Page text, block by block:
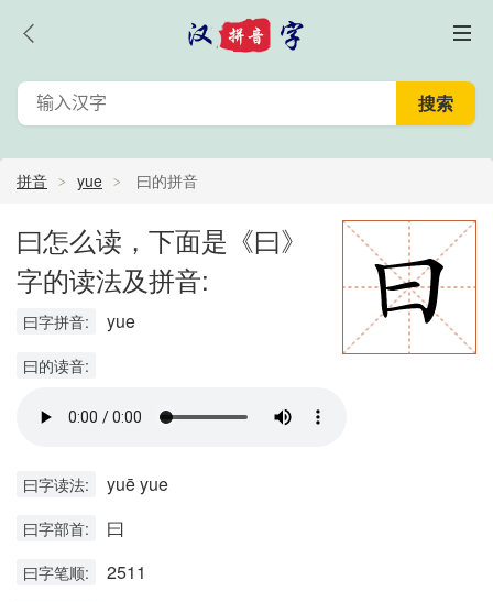
拼音 yue 曰的拼音
曰怎么读，下面是《曰》
字的读法及拼音:
曰字拼音: yue
曰的读音:
曰字读法: yuē yue
曰字部首: 曰
曰字笔顺: 2511